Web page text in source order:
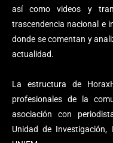
así como videos y
trascendencia nacional e
donde se comentan y
actualidad.
La estructura de
profesionales de la
asociación con
Unidad de Investigación,